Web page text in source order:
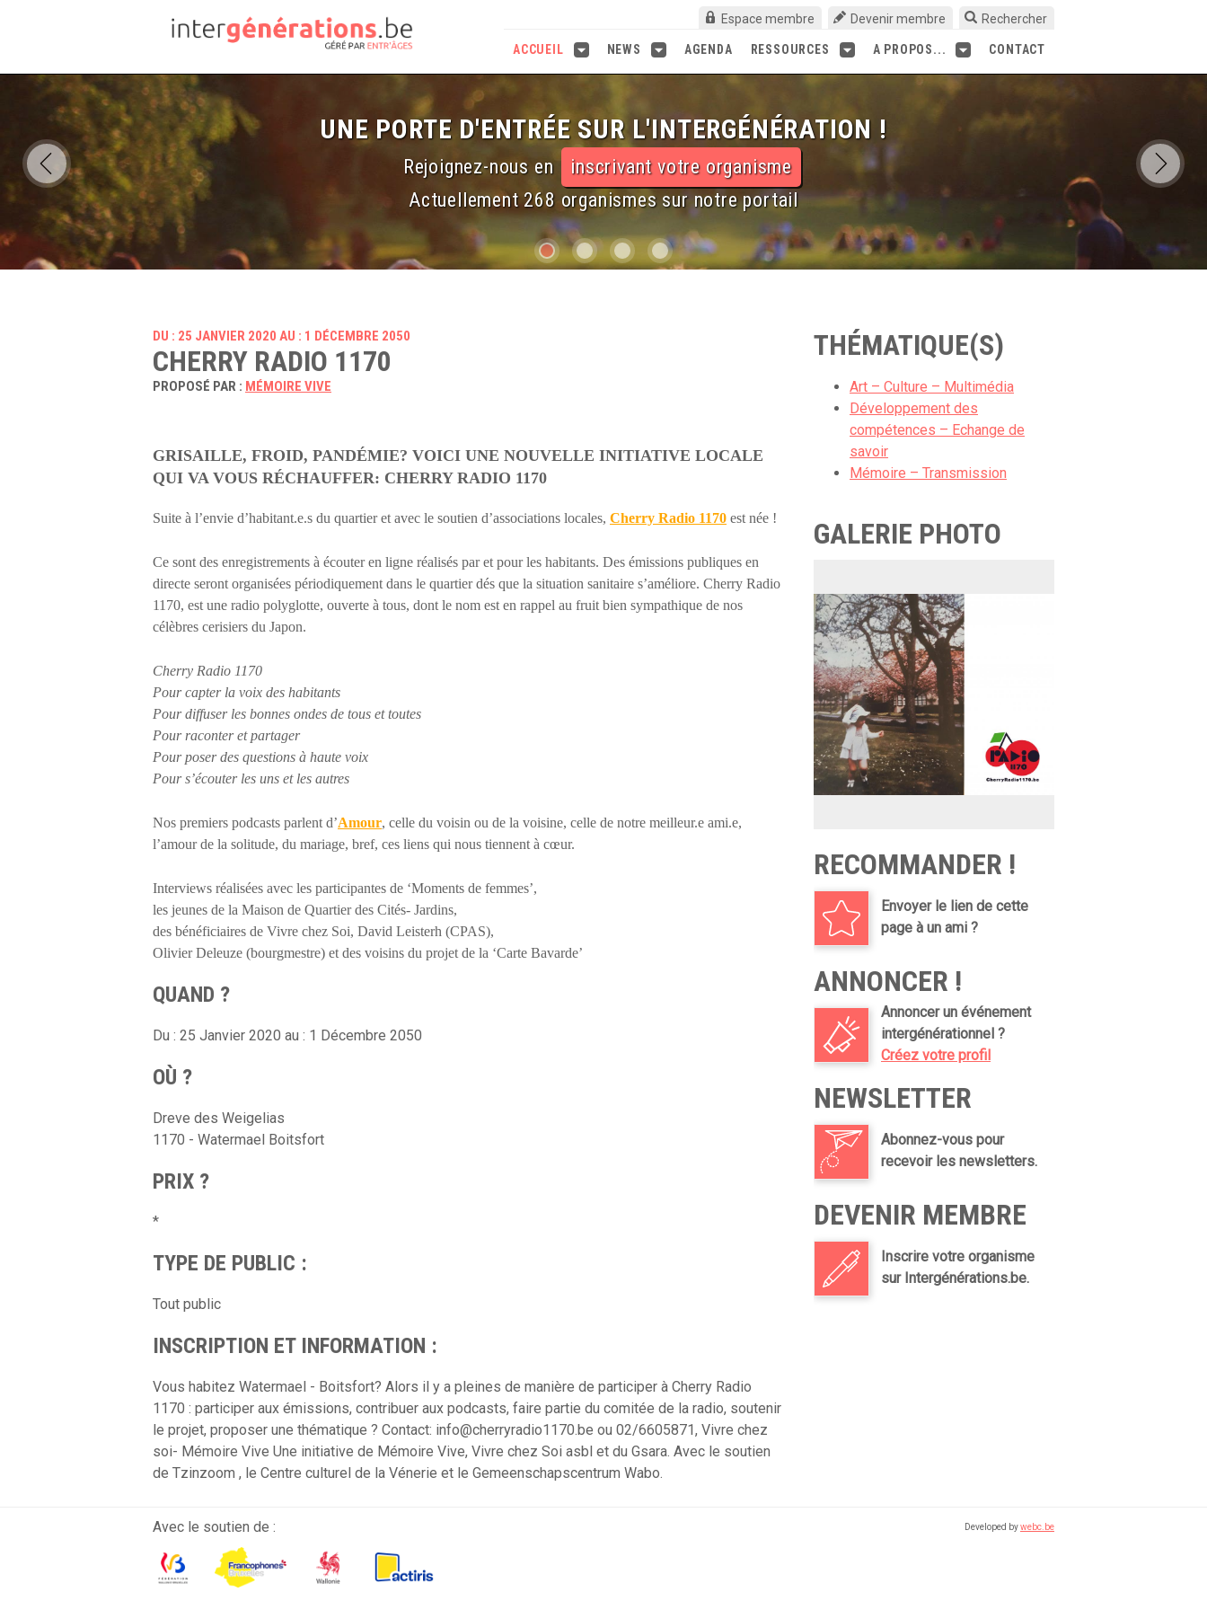
Espace membre Devenir membre Rechercher
CONTACT
A PROPOS...
RESSOURCES
AGENDA
NEWS
ACCUEIL
UNE PORTE D'ENTRÉE SUR L'INTERGÉNÉRATION !
Rejoignez-nous en inscrivant votre organisme
Actuellement 268 organismes sur notre portail
DU : 25 JANVIER 2020 AU : 1 DÉCEMBRE 2050
CHERRY RADIO 1170
PROPOSÉ PAR : MÉMOIRE VIVE
GRISAILLE, FROID, PANDÉMIE? VOICI UNE NOUVELLE INITIATIVE LOCALE
QUI VA VOUS RÉCHAUFFER: CHERRY RADIO 1170
Suite à l’envie d’habitant.e.s du quartier et avec le soutien d’associations locales, Cherry Radio 1170 est née !
Ce sont des enregistrements à écouter en ligne réalisés par et pour les habitants. Des émissions publiques en
directe seront organisées périodiquement dans le quartier dés que la situation sanitaire s’améliore. Cherry Radio
1170, est une radio polyglotte, ouverte à tous, dont le nom est en rappel au fruit bien sympathique de nos
célèbres cerisiers du Japon.
Cherry Radio 1170
Pour capter la voix des habitants
Pour diffuser les bonnes ondes de tous et toutes
Pour raconter et partager
Pour poser des questions à haute voix
Pour s’écouter les uns et les autres
Nos premiers podcasts parlent d’Amour, celle du voisin ou de la voisine, celle de notre meilleur.e ami.e,
l’amour de la solitude, du mariage, bref, ces liens qui nous tiennent à cœur.
Interviews réalisées avec les participantes de ‘Moments de femmes’,
les jeunes de la Maison de Quartier des Cités- Jardins,
des bénéficiaires de Vivre chez Soi, David Leisterh (CPAS),
Olivier Deleuze (bourgmestre) et des voisins du projet de la ‘Carte Bavarde’
QUAND ?
Du : 25 Janvier 2020 au : 1 Décembre 2050
OÙ ?
Dreve des Weigelias
1170 - Watermael Boitsfort
PRIX ?
*
TYPE DE PUBLIC :
Tout public
INSCRIPTION ET INFORMATION :
Vous habitez Watermael - Boitsfort? Alors il y a pleines de manière de participer à Cherry Radio
1170 : participer aux émissions, contribuer aux podcasts, faire partie du comitée de la radio, soutenir
le projet, proposer une thématique ? Contact: info@cherryradio1170.be ou 02/6605871, Vivre chez
soi- Mémoire Vive Une initiative de Mémoire Vive, Vivre chez Soi asbl et du Gsara. Avec le soutien
de Tzinzoom , le Centre culturel de la Vénerie et le Gemeenschapscentrum Wabo.
THÉMATIQUE(S)
Art – Culture – Multimédia
Développement des
compétences – Echange de
savoir
Mémoire – Transmission
GALERIE PHOTO
RECOMMANDER !
Envoyer le lien de cette
page à un ami ?
ANNONCER !
Annoncer un événement
intergénérationnel ?
Créez votre profil
NEWSLETTER
Abonnez-vous pour
recevoir les newsletters.
DEVENIR MEMBRE
Inscrire votre organisme
sur Intergénérations.be.
Avec le soutien de : Developed bywebc.be